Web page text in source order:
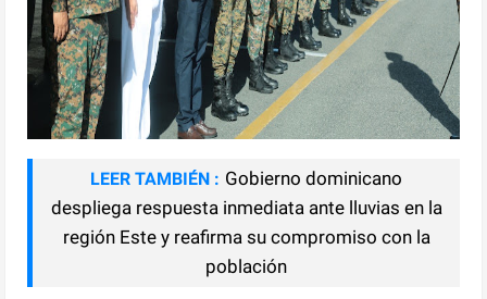
LEER TAMBIÉN : Gobierno dominicano
despliega respuesta inmediata ante lluvias en la
región Este y reafirma su compromiso con la
población